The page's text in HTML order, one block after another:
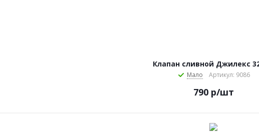
Клапан сливной Джилекс
Мало Артикул: 9086
790р/шт